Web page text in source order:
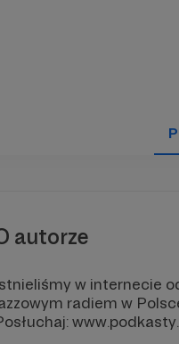
autorze
w internecie
radiem w